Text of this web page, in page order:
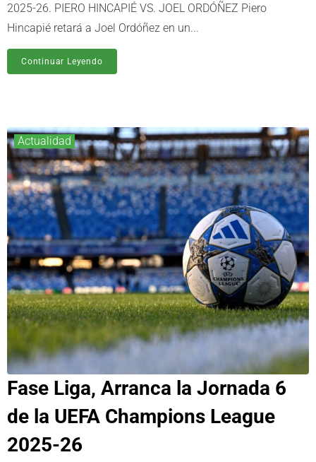
2025-26. PIERO HINCAPIÉ VS. JOEL ORDÓÑEZ Piero
Hincapié retará a Joel Ordóñez en un...
Continuar Leyendo
Actualidad
Fase Liga, Arranca la Jornada 6
de la UEFA Champions League
2025-26